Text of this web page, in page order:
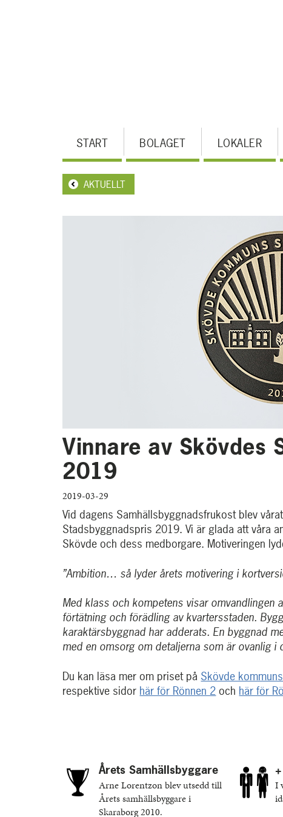
START
BOLAGET LOKALER
AKTUELLT
Vinnare av Skövdes
2019
2019-03-29
Vid dagens Samhällsbyggnadsfrukost blev
Stadsbyggnadspris 2019. Vi är glada att våra
Skövde och dess medborgare. Motiveringen
”Ambition… så lyder årets motivering i
Med klass och kompetens visar omvandlingen
förtätning och förädling av kvartersstaden.
karaktärsbyggnad har adderats. En byggnad
med en omsorg om detaljerna som är ovanlig i
Du kan läsa mer om priset på Skövde
respektive sidor här för Rönnen 2 och här för
Årets Samhällsbyggare
Arne Lorentzon blev utsedd till
Årets samhällsbyggare i
Skaraborg 2010.
I